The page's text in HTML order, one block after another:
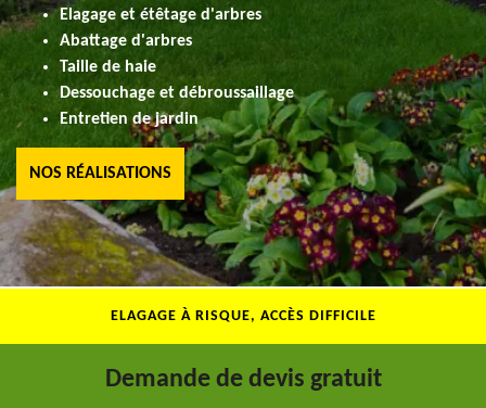
Elagage et étêtage d'arbres
Abattage d'arbres
Taille de haie
Dessouchage et débroussaillage
Entretien de jardin
NOS RÉALISATIONS
ELAGAGE À RISQUE, ACCÈS DIFFICILE
Demande de devis gratuit